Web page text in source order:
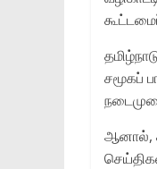
சமூகப்
ஆனால்,